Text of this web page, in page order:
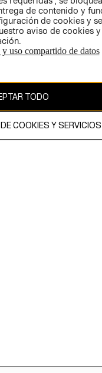
por copyright y es
de contenido y
de cookies y
aviso de cookies
uso compartido de datos
TODO
COOKIES Y SERVICIOS